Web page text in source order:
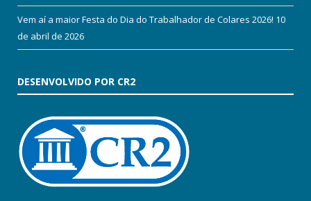
Vem aí a maior Festa do Dia do Trabalhador de Colares 2026! 10
de abril de 2026
DESENVOLVIDO POR CR2